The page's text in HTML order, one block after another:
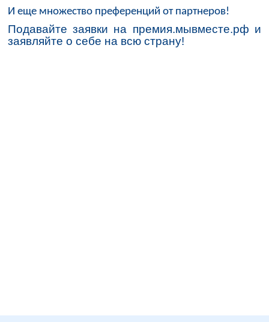
И еще множество преференций от партнеров!
Подавайте заявки на премия.мывместе.рф и
заявляйте о себе на всю страну!